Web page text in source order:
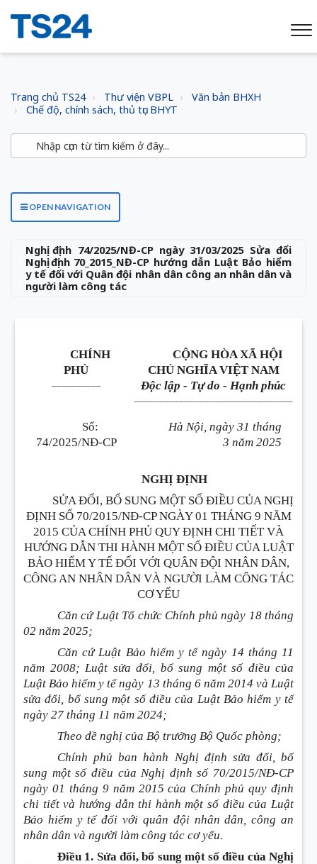
Trang chủ TS24 Thư viện VBPL
Văn bản BHXH
Chế độ, chính sách, thủ tục BHYT
OPEN NAVIGATION
Nghị định 74/2025/NĐ-CP ngày 31/03/2025 Sửa đổi
Nghị định 70_2015_NĐ-CP hướng dẫn Luật Bảo hiểm
y tế đối với Quân đội nhân dân công an nhân dân và
người làm công tác
CHÍNH
PHỦ
CỘNG HÒA XÃ HỘI
CHỦ NGHĨA VIỆT NAM
Độc lập - Tự do - Hạnh phúc
Số:
74/2025/NĐ-CP
Hà Nội, ngày 31 tháng
3 năm 2025
NGHỊ ĐỊNH
SỬA ĐỔI, BỔ SUNG MỘT SỐ ĐIỀU CỦA NGHỊ
ĐỊNH SỐ 70/2015/NĐ-CP NGÀY 01 THÁNG 9 NĂM
2015 CỦA CHÍNH PHỦ QUY ĐỊNH CHI TIẾT VÀ
HƯỚNG DẪN THI HÀNH MỘT SỐ ĐIỀU CỦA LUẬT
BẢO HIỂM Y TẾ ĐỐI VỚI QUÂN ĐỘI NHÂN DÂN,
CÔNG AN NHÂN DÂN VÀ NGƯỜI LÀM CÔNG TÁC
CƠ YẾU
Căn cứ Luật Tổ chức Chính phủ ngày 18 tháng
02 năm 2025;
Căn cứ Luật Bảo hiểm y tế ngày 14 tháng 11
năm 2008; Luật sửa đổi, bổ sung một số điều của
Luật Bảo hiểm y tế ngày 13 tháng 6 năm 2014 và Luật
sửa đổi, bổ sung một số điều của Luật Bảo hiểm y tế
ngày 27 tháng 11 năm 2024;
Theo đề nghị của Bộ trưởng Bộ Quốc phòng;
Chính phủ ban hành Nghị định sửa đổi, bổ
sung một số điều của Nghị định số 70/2015/NĐ-CP
ngày 01 tháng 9 năm 2015 của Chính phủ quy định
chi tiết và hướng dẫn thi hành một số điều của Luật
Bảo hiểm y tế đối với quân đội nhân dân, công an
nhân dân và người làm công tác cơ yếu.
Điều 1. Sửa đổi, bổ sung một số điều của Nghị